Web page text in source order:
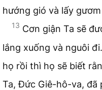
hướng gió và lấy
13 Cơn giận Ta sẽ
lắng xuống và nguôi
họ rồi thì họ sẽ biết
Ta, Đức Giê-hô-va, đã